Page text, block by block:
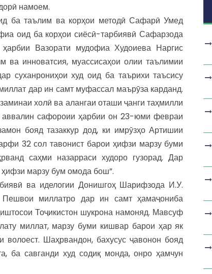
намоем.
ба таълим ва корҳои методӣ Сафарӣ Умед
оид ба корҳои сиёсӣ-тарбиявӣ Сафарзода
Вазорати мудофиа Худоиева Наргис
ва инноватсия, муассисаҳои олии таълимии
суханрониҳои худ оид ба таърихи таъсису
дар ин самт муфассал маърӯза карданд.
холӣ ва алангаи оташи ҷанги таҳмилли
аввалин сафороии ҳарбии он 23-юми февраи
бояд тазаккур дод, ки имрӯзҳо Артишии
32 сол тавонист барои ҳифзи марзу буми
саҳми назарраси худоро гузорад. Дар
марзу бум омода бош”.
ва иделогии Донишгоҳ Шарифзода И.У.
миллатро дар ин самт ҳамаҷониба
Тоҷикистон шукрона намоняд. Мавсуф
миллат, марзу буми кишвар барои ҳар як
волоест. Шаҳрвандон, бахусус ҷавонон бояд
ба савганди худ содиқ монда, онро ҳамчун